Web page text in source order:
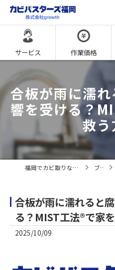
サービス 作業価格
合板が雨に濡
響を受ける？
救
福岡でカビ取りならカビバスターズ福岡 ブログ
合板が雨に濡れると
る？MIST工法®で家
2025/10/09